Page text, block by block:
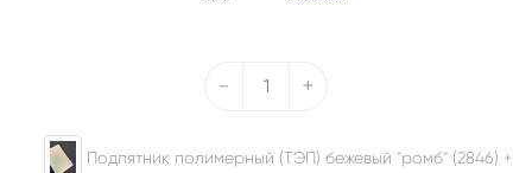
- +
Подпятник полимерный (ТЭП) бежевый "ромб" (2846) +